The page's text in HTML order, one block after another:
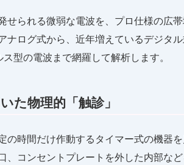
せられる微弱な電波を、プロ仕様の広
ナログ式から、近年増えているデジタ
型の電波まで網羅して解析します。
た物理的「触診」
の時間だけ作動するタイマー式の機器
、コンセントプレートを外した内部など